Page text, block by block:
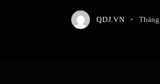
QDJ.VN